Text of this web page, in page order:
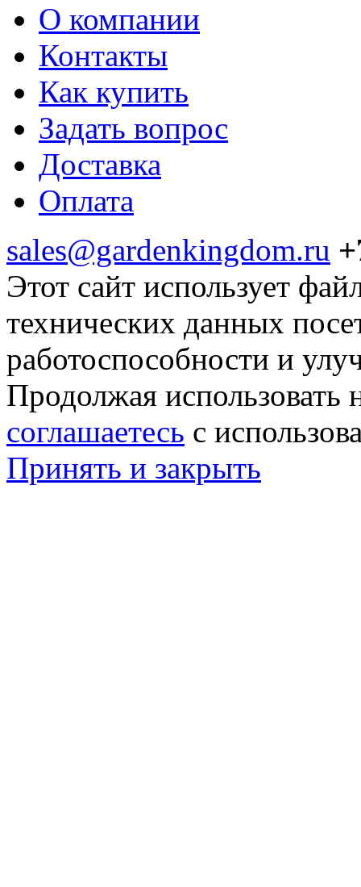
О компании
Контакты
Как купить
Задать вопрос
Доставка
Оплата
sales@gardenkingdom.ru
Этот сайт использует
технических данных
работоспособности и
Продолжая использовать
соглашаетесь с
Принять и закрыть